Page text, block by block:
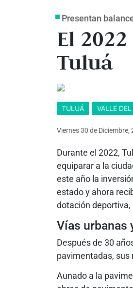
Presentan
El
Tuluá
TULUÁ VALLE
Viernes 30 de Diciembre,
Durante el 2022,
equiparar a la
este año la
estado y ahora
dotación
Vías urbanas
Después de 30
pavimentadas, sus
Aunado a la